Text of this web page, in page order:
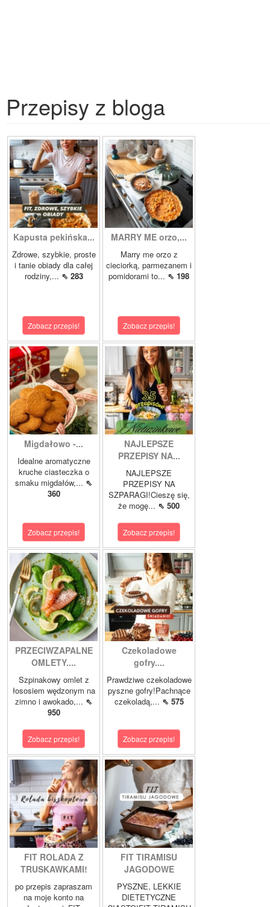
Przepisy z bloga
Kapusta pekińska...
Zdrowe, szybkie, proste
i tanie obiady dla całej
rodziny,... ⇖ 283
Zobacz przepis!
MARRY ME orzo,...
Marry me orzo z
cieciorką, parmezanem i
pomidorami to... ⇖ 198
Zobacz przepis!
Migdałowo -...
Idealne aromatyczne
kruche ciasteczka o
smaku migdałów,... ⇖
360
Zobacz przepis!
NAJLEPSZE
PRZEPISY NA...
NAJLEPSZE
PRZEPISY NA
SZPARAGI!Cieszę się,
że mogę... ⇖ 500
Zobacz przepis!
PRZECIWZAPALNE
OMLETY....
Szpinakowy omlet z
łososiem wędzonym na
zimno i awokado,... ⇖
950
Zobacz przepis!
Czekoladowe
gofry....
Prawdziwe czekoladowe
pyszne gofry!Pachnące
czekoladą,... ⇖ 575
Zobacz przepis!
FIT ROLADA Z
TRUSKAWKAMI!
po przepis zapraszam
na moje konto na
FIT TIRAMISU
JAGODOWE
PYSZNE, LEKKIE
DIETETYCZNE